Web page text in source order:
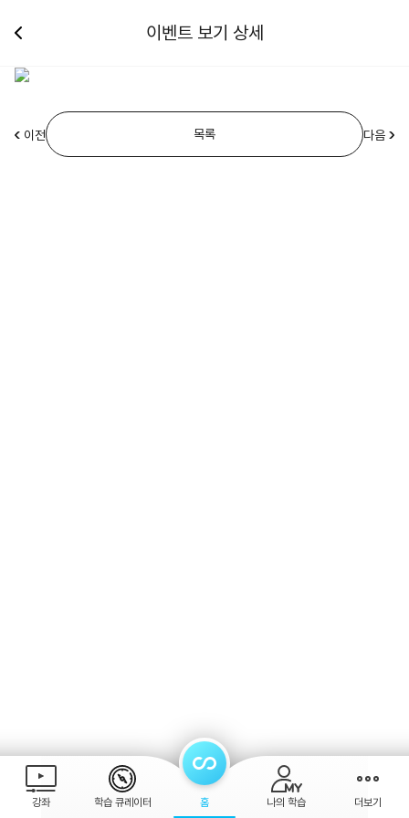
강좌 학습 큐레이터 홈 나의 학습 더보기
이벤트 보기 상세
이전 목록 다음